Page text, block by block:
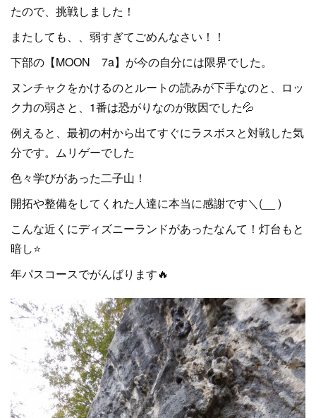
たので、挑戦しました！
またしても、、弱すぎてごめんなさい！！
下部の【MOON 7a】が今の自分には限界でした。
ヌンチャクをかけるのとルートの読みが下手なのと、ロッ
ク力の弱さと、1番は恐がりなのが敗因でした💦
例えると、最初の村から出てすぐにラスボスと対戦した気
分です。ムリゲーでした
色々学びがあった二子山！
開拓や整備をしてくれた人達に本当に感謝です＼(__ )
こんな近くにディズニーランドがあったなんて！灯台もと
暗し⭐
年パスコースでがんばります🔥